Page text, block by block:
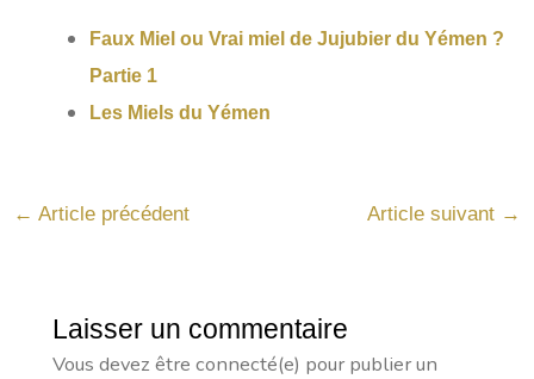
Faux Miel ou Vrai miel de Jujubier du Yémen ?
Partie 1
Les Miels du Yémen
← Article précédent Article suivant →
Laisser un commentaire
Vous devez être connecté(e) pour publier un